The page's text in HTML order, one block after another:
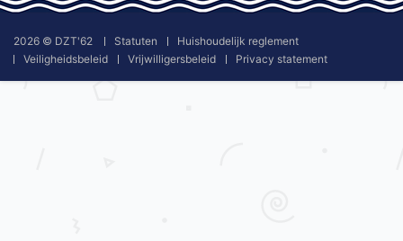
2026 © DZT'62 Statuten
Huishoudelijk reglement
Veiligheidsbeleid
Vrijwilligersbeleid Privacy statement